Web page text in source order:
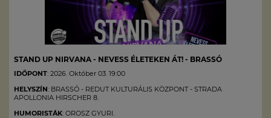
STAND UP NIRVANA - NEVESS ÉLETEKEN ÁT! - BRASSÓ
IDŐPONT: 2026. Október 03. 19:00
HELYSZÍN: BRASSÓ - REDUT KULTURÁLIS KÖZPONT - STRADA
APOLLONIA HIRSCHER 8.
HUMORISTÁK: OROSZ GYURI.